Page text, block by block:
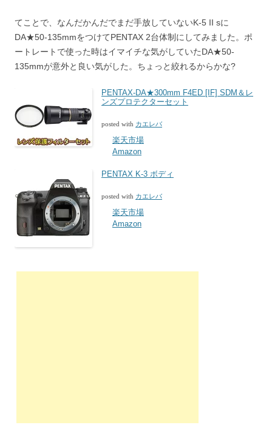
てことで、なんだかんだでまだ手放していないK-5 II sに
DA★50-135mmをつけてPENTAX 2台体制にしてみました。ポ
ートレートで使った時はイマイチな気がしていたDA★50-
135mmが意外と良い気がした。ちょっと絞れるからかな?
PENTAX-DA★300mm F4ED [IF] SDM＆レ
ンズプロテクターセット
posted with カエレバ
楽天市場
Amazon
PENTAX K-3 ボディ
posted with カエレバ
楽天市場
Amazon